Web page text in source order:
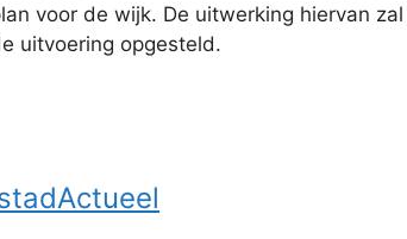
voor de wijk. De uitwerking hiervan
uitvoering opgesteld.